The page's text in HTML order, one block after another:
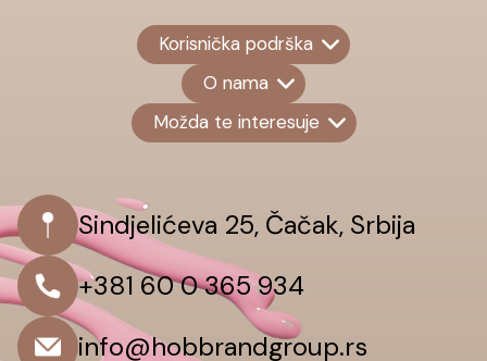
Korisnička podrška
O nama
Možda te interesuje
Sindjelićeva 25, Čačak, Srbija
+381 60 0 365 934
info@hobbrandgroup.rs